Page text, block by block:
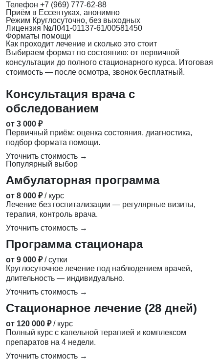
Телефон +7 (969) 777-62-88
Приём в Ессентуках, анонимно
Режим Круглосуточно, без выходных
Лицензия №Л041-01137-61/00581450
Форматы помощи
Как проходит лечение и сколько это стоит
Выбираем формат по состоянию: от первичной
консультации до полного стационарного курса. Итоговая
стоимость — после осмотра, звонок бесплатный.
Консультация врача с
обследованием
от 3 000 ₽
Первичный приём: оценка состояния, диагностика,
подбор формата помощи.
Уточнить стоимость →
Популярный выбор
Амбулаторная программа
от 8 000 ₽ / курс
Лечение без госпитализации — регулярные визиты,
терапия, контроль врача.
Уточнить стоимость →
Программа стационара
от 9 000 ₽ / сутки
Круглосуточное лечение под наблюдением врачей,
длительность — индивидуально.
Уточнить стоимость →
Стационарное лечение (28 дней)
от 120 000 ₽ / курс
Полный курс с капельной терапией и комплексом
препаратов на 4 недели.
Уточнить стоимость →